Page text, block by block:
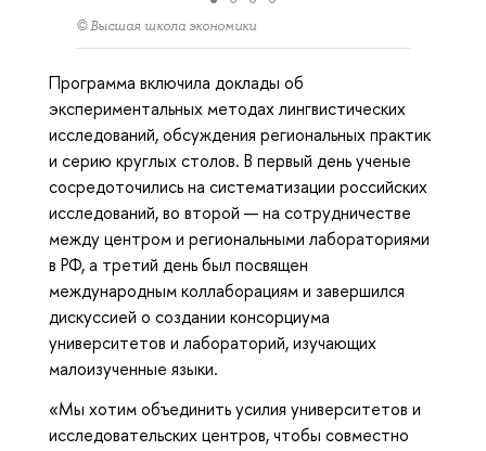
© Высшая школа экономики
Программа включила доклады об
экспериментальных методах лингвистических
исследований, обсуждения региональных практик
и серию круглых столов. В первый день ученые
сосредоточились на систематизации российских
исследований, во второй — на сотрудничестве
между центром и региональными лабораториями
в РФ, а третий день был посвящен
международным коллаборациям и завершился
дискуссией о создании консорциума
университетов и лабораторий, изучающих
малоизученные языки.
«Мы хотим объединить усилия университетов и
исследовательских центров, чтобы совместно